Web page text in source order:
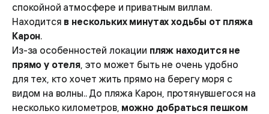
спокойной атмосфере и приватным виллам.
Находится в нескольких минутах ходьбы от пляжа
Карон.
Из-за особенностей локации пляж находится не
прямо у отеля, это может быть не очень удобно
для тех, кто хочет жить прямо на берегу моря с
видом на волны.. До пляжа Карон, протянувшегося на
несколько километров, можно добраться пешком